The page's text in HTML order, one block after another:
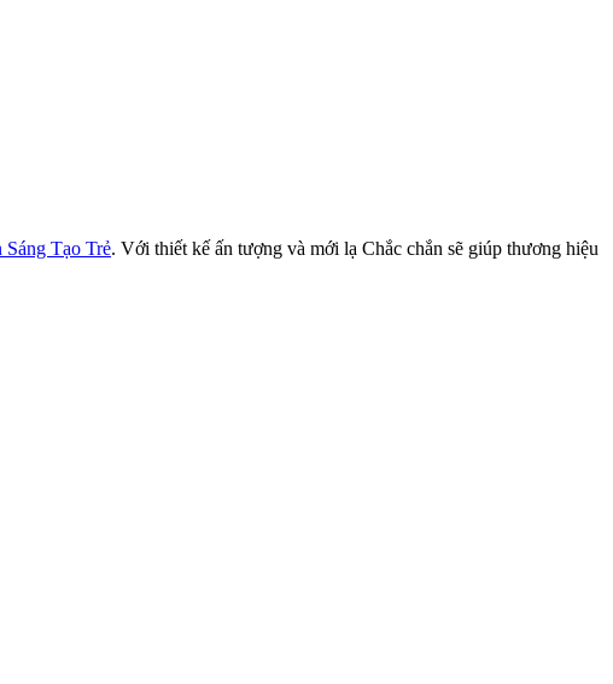
Sáng Tạo Trẻ. Với thiết kế ấn tượng và mới lạ Chắc chắn sẽ giúp thương hiệu